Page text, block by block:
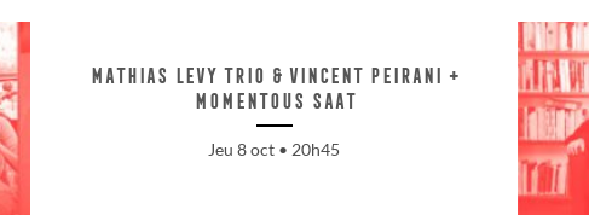
Mathias Levy trio & Vincent Peirani +
Momentous Saat
Jeu 8 oct • 20h45